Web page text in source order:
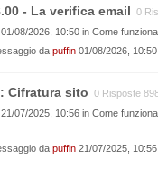
- La verifica email 0
, 01/08/2026, 10:50 in Come
da puffin 01/08/2026, 10:50
Cifratura sito 0 Risposte
, 21/07/2025, 10:56 in Come
da puffin 21/07/2025, 10:56